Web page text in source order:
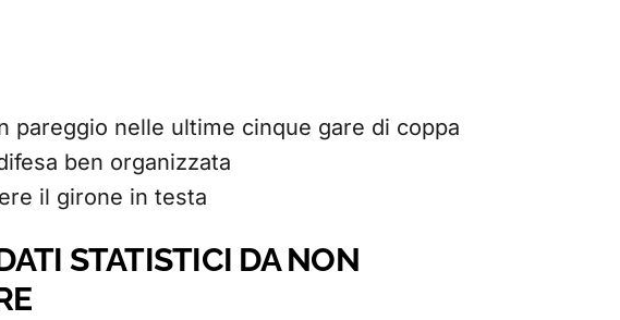
pareggio nelle ultime cinque gare di coppa
ben organizzata
il girone in testa
STATISTICI DA NON